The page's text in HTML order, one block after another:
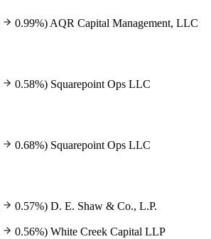
0.99%) AQR Capital Management, LLC
0.58%) Squarepoint Ops LLC
0.68%) Squarepoint Ops LLC
0.57%) D. E. Shaw & Co., L.P.
0.56%) White Creek Capital LLP